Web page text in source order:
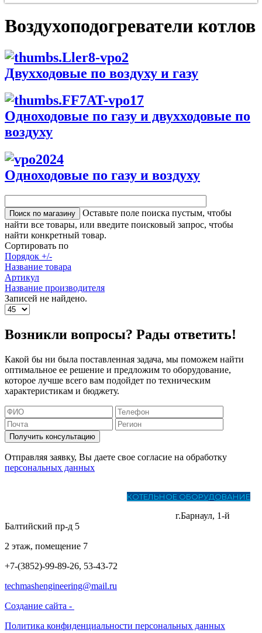
Воздухоподогреватели котлов
Двухходовые по воздуху и газу
Одноходовые по газу и двухходовые по
воздуху
Одноходовые по газу и воздуху
Оставьте поле поиска пустым, чтобы
найти все товары, или введите поисковый запрос, чтобы
найти конкретный товар.
Сортировать по
Порядок +/-
Название товара
Артикул
Название производителя
Записей не найдено.
Возникли вопросы? Рады ответить!
Какой бы ни была поставленная задача, мы поможем найти
оптимальное ее решение и предложим то оборудование,
которое лучше всего вам подойдет по техническим
характеристикам и бюджету.
Получить консультацию
Отправляя заявку, Вы даете свое согласие на обработку
персональных данных
КОТЕЛЬНОЕ ОБОРУДОВАНИЕ
г.Барнаул, 1-й
Балтийский пр-д 5
2 этаж, помещение 7
+7-(3852)-99-89-26, 53-43-72
techmashengineering@mail.ru
Создание сайта -
Политика конфиденциальности персональных данных